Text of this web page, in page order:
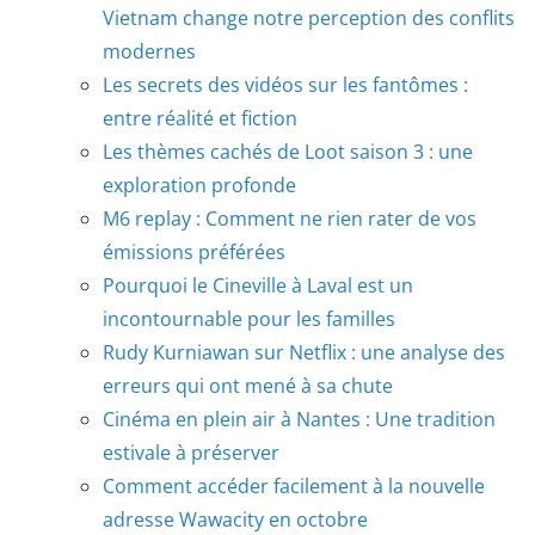
Vietnam change notre perception des conflits
modernes
Les secrets des vidéos sur les fantômes :
entre réalité et fiction
Les thèmes cachés de Loot saison 3 : une
exploration profonde
M6 replay : Comment ne rien rater de vos
émissions préférées
Pourquoi le Cineville à Laval est un
incontournable pour les familles
Rudy Kurniawan sur Netflix : une analyse des
erreurs qui ont mené à sa chute
Cinéma en plein air à Nantes : Une tradition
estivale à préserver
Comment accéder facilement à la nouvelle
adresse Wawacity en octobre